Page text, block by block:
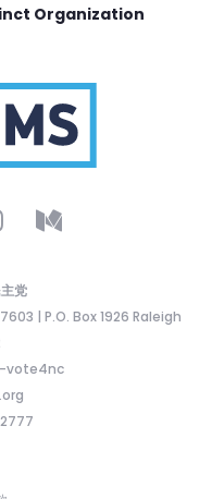
Organization
党
| P.O. Box 1926 Raleigh
vote4nc